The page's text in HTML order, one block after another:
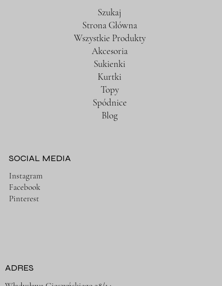
Szukaj
Strona Główna
Wszystkie Produkty
Akcesoria
Sukienki
Kurtki
Topy
Spódnice
Blog
ADRES
SOCIAL MEDIA
Instagram
Facebook
Pinterest